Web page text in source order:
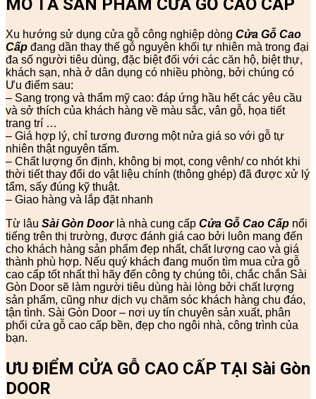
MÔ TẢ SẢN PHẨM CỬA GỖ CAO CẤP
Xu hướng sử dụng cửa gỗ công nghiệp dòng Cửa Gỗ Cao
Cấp đang dần thay thế gỗ nguyên khối tự nhiên mà trong đại
đa số người tiêu dùng, đặc biệt đối với các căn hộ, biệt thự,
khách sạn, nhà ở dân dụng có nhiều phòng, bởi chúng có
Ưu điểm sau:
– Sang trọng và thẩm mỹ cao: đáp ứng hầu hết các yêu cầu
và sở thích của khách hàng về màu sắc, vân gỗ, họa tiết
trang trí …
– Giá hợp lý, chỉ tương đương một nửa giá so với gỗ tự
nhiên thật nguyên tấm.
– Chất lượng ổn định, không bị mọt, cong vênh/ co nhót khi
thời tiết thay đổi do vật liệu chính (thông ghép) đã được xử lý
tẩm, sấy đúng kỹ thuật.
– Giao hàng và lắp đặt nhanh
Từ lâu Sài Gòn Doorlà nhà cung cấp Cửa Gỗ Cao Cấp nổi
tiếng trên thị trường, được đánh giá cao bởi luôn mang đến
cho khách hàng sản phẩm đẹp nhất, chất lượng cao và giá
thành phù hợp. Nếu quý khách đang muốn tìm mua cửa gỗ
cao cấp tốt nhất thì hãy đến công ty chúng tôi, chắc chắn Sài
Gòn Door sẽ làm người tiêu dùng hài lòng bởi chất lượng
sản phẩm, cũng như dịch vụ chăm sóc khách hàng chu đáo,
tận tình. Sài Gòn Door – nơi uy tín chuyên sản xuất, phân
phối cửa gỗ cao cấp bền, đẹp cho ngôi nhà, công trình của
bạn.
ƯU ĐIỂM CỬA GỖ CAO CẤP TẠI Sài Gòn
DOOR